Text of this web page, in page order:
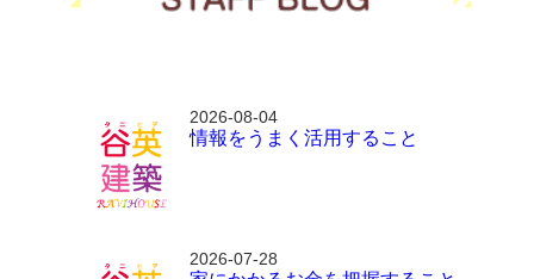
2026-08-04
情報をうまく活用すること
2026-07-28